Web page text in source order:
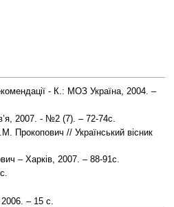
- К.: МОЗ Україна, 2004. –
2007. - №2 (7). – 72-74с.
Прокопович // Український вісник
– Харків, 2007. – 88-91с.
– 15 с.